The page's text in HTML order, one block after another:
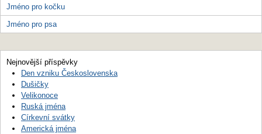
Jméno pro kočku
Jméno pro psa
Nejnovější příspěvky
Den vzniku Československa
Dušičky
Velikonoce
Ruská jména
Církevní svátky
Americká jména